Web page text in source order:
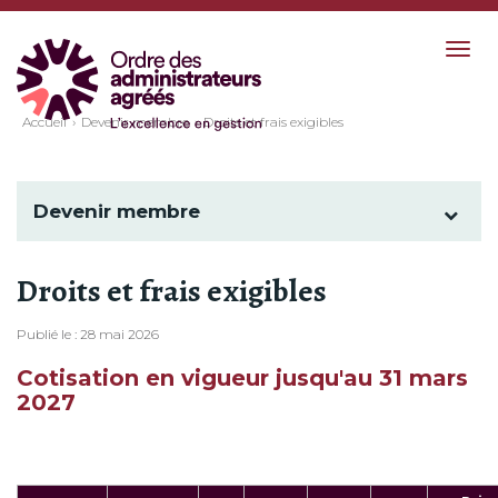
Accueil Devenir membre Droits et frais exigibles
Devenir membre
Droits et frais exigibles
Publié le : 28 mai 2026
Cotisation en vigueur jusqu'au 31 mars
2027